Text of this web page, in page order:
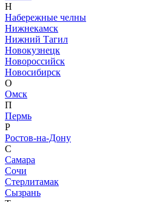
Н
Набережные челны
Нижнекамск
Нижний Тагил
Новокузнецк
Новороссийск
Новосибирск
О
Омск
П
Пермь
Р
Ростов-на-Дону
С
Самара
Сочи
Стерлитамак
Сызрань